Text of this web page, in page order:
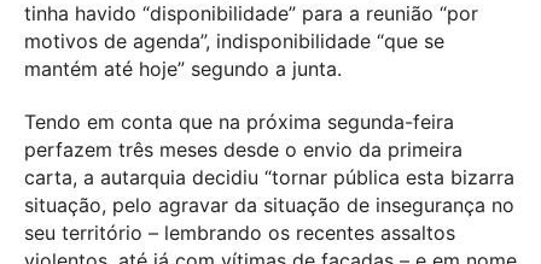
tinha havido “disponibilidade” para a reunião “por
motivos de agenda”, indisponibilidade “que se
mantém até hoje” segundo a junta.
Tendo em conta que na próxima segunda-feira
perfazem três meses desde o envio da primeira
carta, a autarquia decidiu “tornar pública esta bizarra
situação, pelo agravar da situação de insegurança no
seu território – lembrando os recentes assaltos